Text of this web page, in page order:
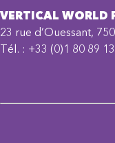
VERTICAL WORLD
23 rue d’Ouessant,
Tél. : +33 (0)1 80 89